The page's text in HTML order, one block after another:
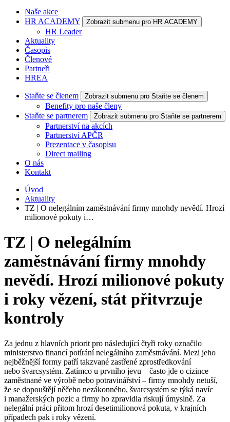
Naše akce
HR ACADEMY
Zobrazit submenu pro HR ACADEMY
HR Leader
Aktuality
Časopis
Členové
Partneři
HREA
Staňte se členem Zobrazit submenu pro Staňte se členem
Benefity pro naše členy
Staňte se partnerem
Zobrazit submenu pro Staňte se partnerem
Partnerství na akcích
Partnerství APČR
Prezentace v časopisu
Direct mailing
O nás
Kontakt
Úvod
Aktuality
TZ | O nelegálním zaměstnávání firmy mnohdy nevědí. Hrozí
milionové pokuty i…
TZ | O nelegálním
zaměstnávání firmy mnohdy
nevědí. Hrozí milionové pokuty
i roky vězení, stát přitvrzuje
kontroly
Za jednu z hlavních priorit pro následující čtyři roky označilo
ministerstvo financí potírání nelegálního zaměstnávání. Mezi jeho
nejběžnější formy patří takzvané zastřené zprostředkování
nebo švarcsystém. Zatímco u prvního jevu – často jde o cizince
zaměstnané ve výrobě nebo potravinářství – firmy mnohdy netuší,
že se dopouštějí něčeho nezákonného, švarcsystém se týká navíc
i manažerských pozic a firmy ho zpravidla riskují úmyslně. Za
nelegální práci přitom hrozí desetimilionová pokuta, v krajních
případech pak i roky vězení.